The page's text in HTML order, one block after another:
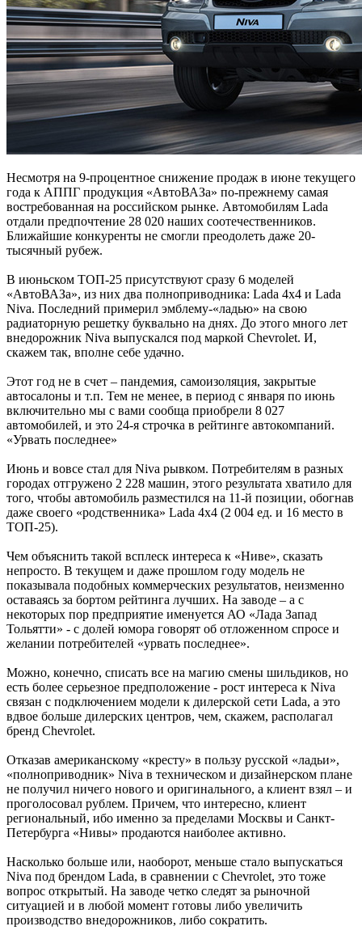
Несмотря на 9-процентное снижение продаж в июне текущего
года к АППГ продукция «АвтоВАЗа» по-прежнему самая
востребованная на российском рынке. Автомобилям Lada
отдали предпочтение 28 020 наших соотечественников.
Ближайшие конкуренты не смогли преодолеть даже 20-
тысячный рубеж.
В июньском ТОП-25 присутствуют сразу 6 моделей
«АвтоВАЗа», из них два полноприводника: Lada 4x4 и Lada
Niva. Последний примерил эмблему-«ладью» на свою
радиаторную решетку буквально на днях. До этого много лет
внедорожник Niva выпускался под маркой Chevrolet. И,
скажем так, вполне себе удачно.
Этот год не в счет – пандемия, самоизоляция, закрытые
автосалоны и т.п. Тем не менее, в период с января по июнь
включительно мы с вами сообща приобрели 8 027
автомобилей, и это 24-я строчка в рейтинге автокомпаний.
«Урвать последнее»
Июнь и вовсе стал для Niva рывком. Потребителям в разных
городах отгружено 2 228 машин, этого результата хватило для
того, чтобы автомобиль разместился на 11-й позиции, обогнав
даже своего «родственника» Lada 4x4 (2 004 ед. и 16 место в
ТОП-25).
Чем объяснить такой всплеск интереса к «Ниве», сказать
непросто. В текущем и даже прошлом году модель не
показывала подобных коммерческих результатов, неизменно
оставаясь за бортом рейтинга лучших. На заводе – а с
некоторых пор предприятие именуется АО «Лада Запад
Тольятти» - с долей юмора говорят об отложенном спросе и
желании потребителей «урвать последнее».
Можно, конечно, списать все на магию смены шильдиков, но
есть более серьезное предположение - рост интереса к Niva
связан с подключением модели к дилерской сети Lada, а это
вдвое больше дилерских центров, чем, скажем, располагал
бренд Chevrolet.
Отказав американскому «кресту» в пользу русской «ладьи»,
«полноприводник» Niva в техническом и дизайнерском плане
не получил ничего нового и оригинального, а клиент взял – и
проголосовал рублем. Причем, что интересно, клиент
региональный, ибо именно за пределами Москвы и Санкт-
Петербурга «Нивы» продаются наиболее активно.
Насколько больше или, наоборот, меньше стало выпускаться
Niva под брендом Lada, в сравнении с Chevrolet, это тоже
вопрос открытый. На заводе четко следят за рыночной
ситуацией и в любой момент готовы либо увеличить
производство внедорожников, либо сократить.